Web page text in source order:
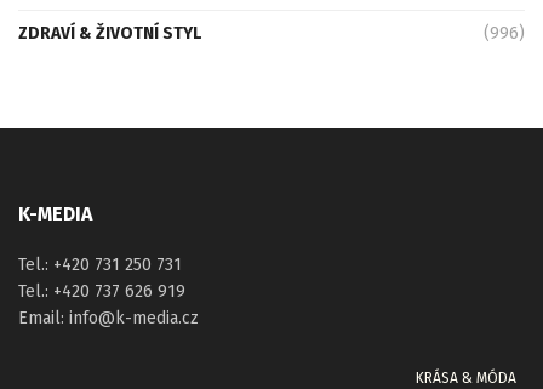
ZDRAVÍ & ŽIVOTNÍ STYL (996)
K-MEDIA
Tel.: +420 731 250 731
Tel.: +420 737 626 919
Email: info@k-media.cz
KRÁSA & MÓDA